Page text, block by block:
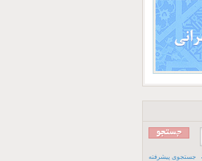
جستجوی پیشرفته